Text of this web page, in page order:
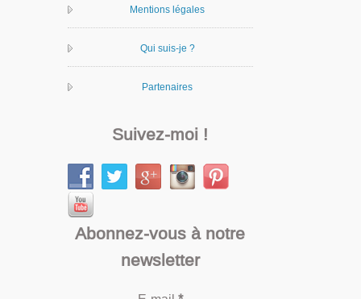
Mentions légales
Qui suis-je ?
Partenaires
Suivez-moi !
Abonnez-vous à notre
newsletter